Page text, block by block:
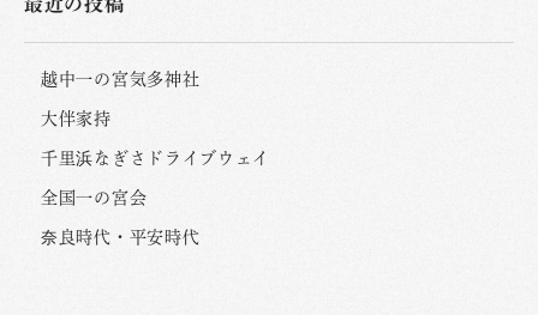
越中一の宮気多神社
大伴家持
千里浜なぎさドライブウェイ
全国一の宮会
奈良時代・平安時代